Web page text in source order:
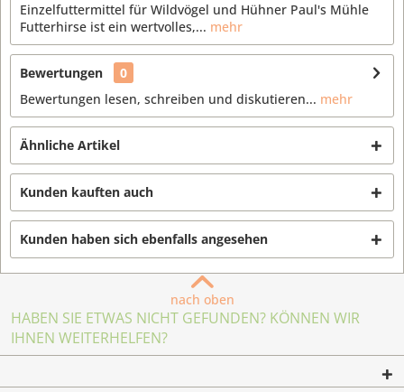
Einzelfuttermittel für Wildvögel und Hühner Paul's Mühle
Futterhirse ist ein wertvolles,... mehr
Bewertungen
0
Bewertungen lesen, schreiben und diskutieren... mehr
Ähnliche Artikel
Kunden kauften auch
Kunden haben sich ebenfalls angesehen
nach oben
HABEN SIE ETWAS NICHT GEFUNDEN? KÖNNEN WIR
IHNEN WEITERHELFEN?